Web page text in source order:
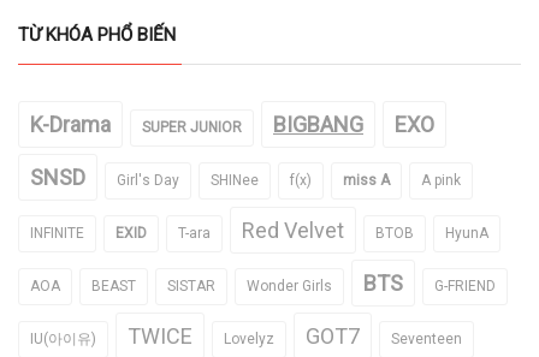
TỪ KHÓA PHỔ BIẾN
K-Drama SUPER JUNIOR BIGBANG EXO
SNSD Girl's Day SHINee f(x) miss A A pink
INFINITE EXID T-ara Red Velvet BTOB HyunA
AOA BEAST SISTAR Wonder Girls BTS G-FRIEND
IU(아이유) TWICE Lovelyz GOT7 Seventeen